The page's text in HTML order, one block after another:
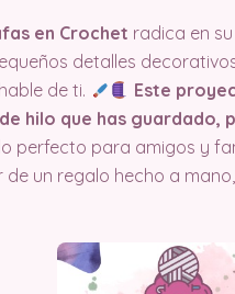
en Crochet radica en
detalles
de ti.
Este
hilo que has
perfecto para amigos y
un regalo hecho a